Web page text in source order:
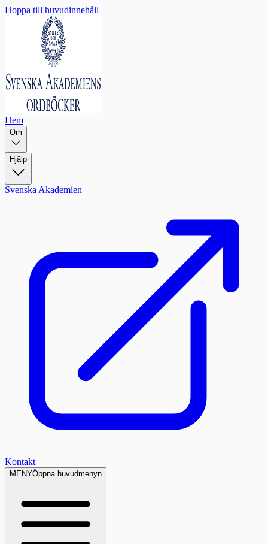
Hoppa till huvudinnehåll
Hem
Om
Hjälp
Svenska Akademien
Kontakt
MENYÖppna huvudmenyn